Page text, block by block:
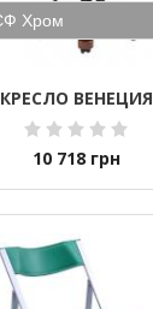
КРЕСЛО ВЕНЕЦИЯ
10 718 грн